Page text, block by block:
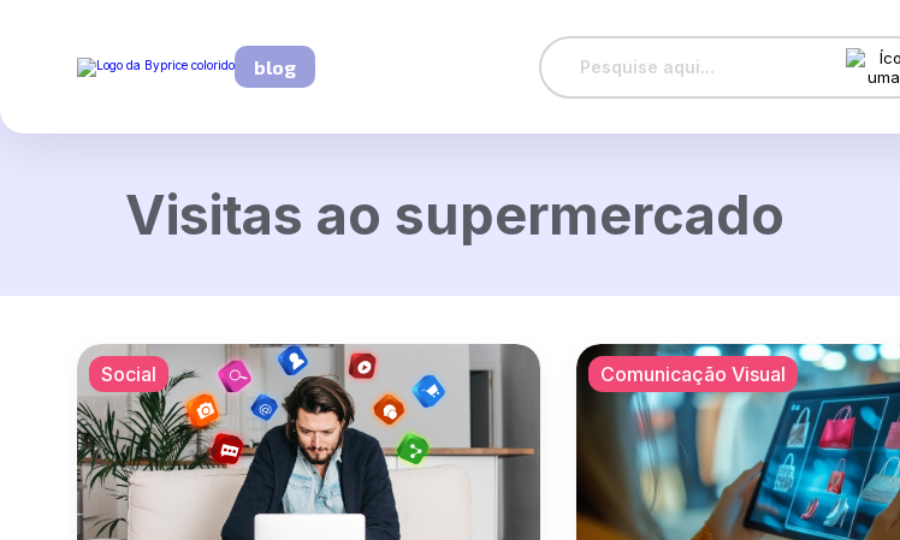
blog
Visitas ao supermercado
Social Comunicação Visual